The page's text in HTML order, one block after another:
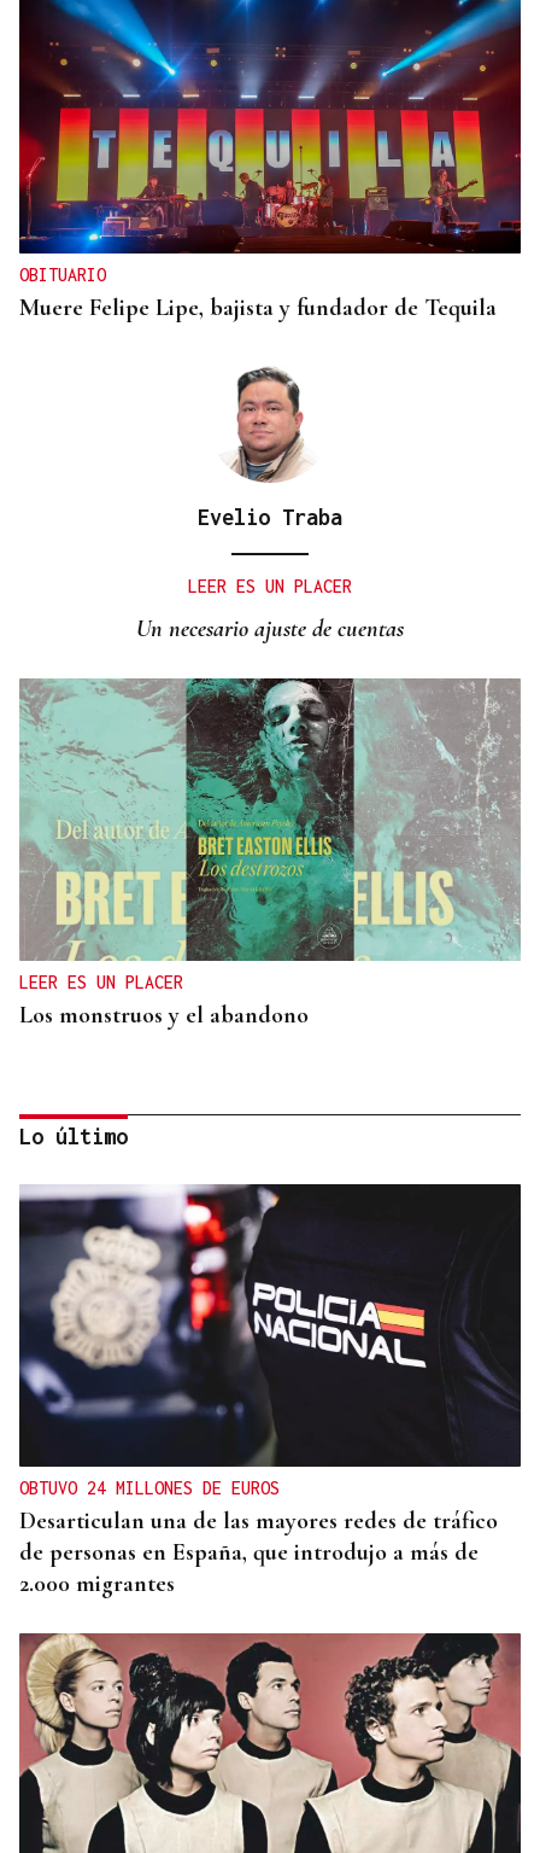
OBITUARIO
Muere Felipe Lipe, bajista y fundador de Tequila
Evelio Traba
LEER ES UN PLACER
Un necesario ajuste de cuentas
LEER ES UN PLACER
Los monstruos y el abandono
OBITUARIO
Muere a los 50 años el DJ francés Kavinsky, autor
del icónico tema "Nightcall"
Lo último
OBTUVO 24 MILLONES DE EUROS
Desarticulan una de las mayores redes de tráfico
de personas en España, que introdujo a más de
2.000 migrantes